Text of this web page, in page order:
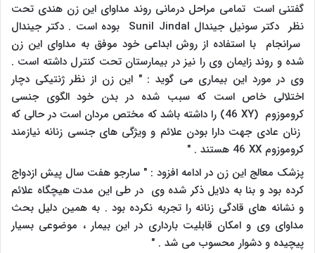
گفتنی است تمامی مراحل درمانی روند مداوای این زن هندی تحت
نظر دکتر سونیل جیندال Sunil Jindal بوده است . دکتر جیندال
سرانجام با استفاده از روش ابداعی خود موفق به مداوای این زن
شده و روند زایمان وی را نیز در بیمارستان تحت کنترل داشته است .
وی در مورد این بیماری می گوید : " این زن از نظر ژنتیکی دچار
اختلالی خاص است که سبب شده در بدن خود الگوی جنسی
کروموزوم (46 XY) را داشته باشد که مختص مردان است در حالی که
زنان عادی جهت دارا بودن علائم و ویژگی های جنسی زنانه نیازمند
کروموزوم 46 XX هستند . "
پزشک معالج این زن در ادامه افزود : " سارجو هفت سال پیش ازدواج
کرده بود و بنا به دلایل ذکر شده وی در طی این مدت هیچگاه علائم
و نشانه های قادگی زنانه را تجربه نکرده بود . به همین دلیل بحث
مداوای وی و امکان قابلیت بارداری در این بیمار ، موضوعی بسیار
پیچیده و دشوار محسوب می شد . "